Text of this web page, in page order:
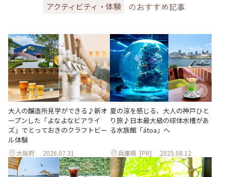
アクティビティ・体験 のおすすめ記事
大人の醸造所見学ができる♪新オ
ープンした「よなよなビアライ
ズ」でとっておきのクラフトビー
ル体験
大阪府 2026.07.31
夏の涼を感じる、大人の神戸ひと
り旅♪日本最大級の球体水槽があ
る水族館「átoa」へ
兵庫県 [PR] 2025.08.12